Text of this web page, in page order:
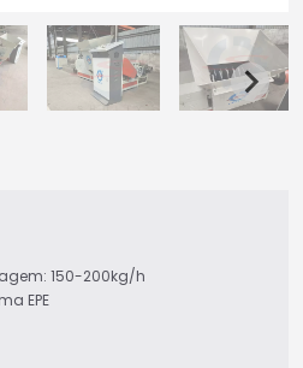
150-200kg/h
EPE